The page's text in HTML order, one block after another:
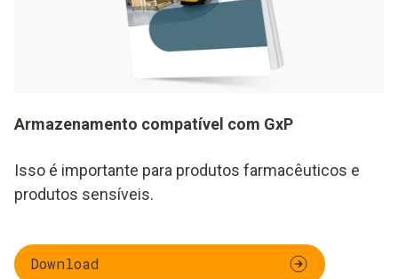
Armazenamento compatível com GxP
Isso é importante para produtos farmacêuticos e
produtos sensíveis.
Download